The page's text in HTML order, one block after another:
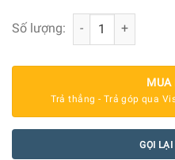
Số lượng: Máy Rửa Chén
MUA
Trả thẳng - Trả góp qua
GỌI